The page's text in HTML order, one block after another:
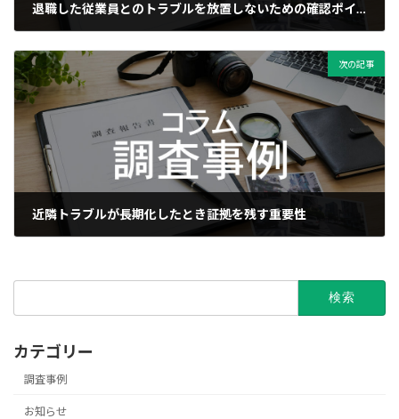
退職した従業員とのトラブルを放置しないための確認ポイント
次の記事
近隣トラブルが長期化したとき証拠を残す重要性
カテゴリー
調査事例
お知らせ